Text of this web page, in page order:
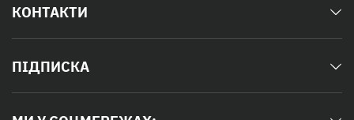
КОНТАКТИ
ПІДПИСКА